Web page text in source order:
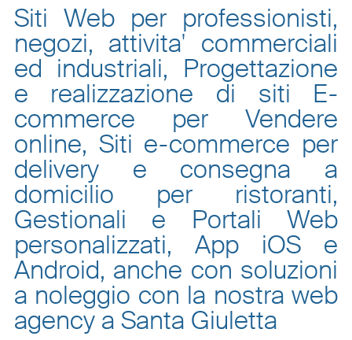
Siti Web per professionisti,
negozi, attivita' commerciali
ed industriali, Progettazione
e realizzazione di siti E-
commerce per Vendere
online, Siti e-commerce per
delivery e consegna a
domicilio per ristoranti,
Gestionali e Portali Web
personalizzati, App iOS e
Android, anche con soluzioni
a noleggio con la nostra web
agency a Santa Giuletta